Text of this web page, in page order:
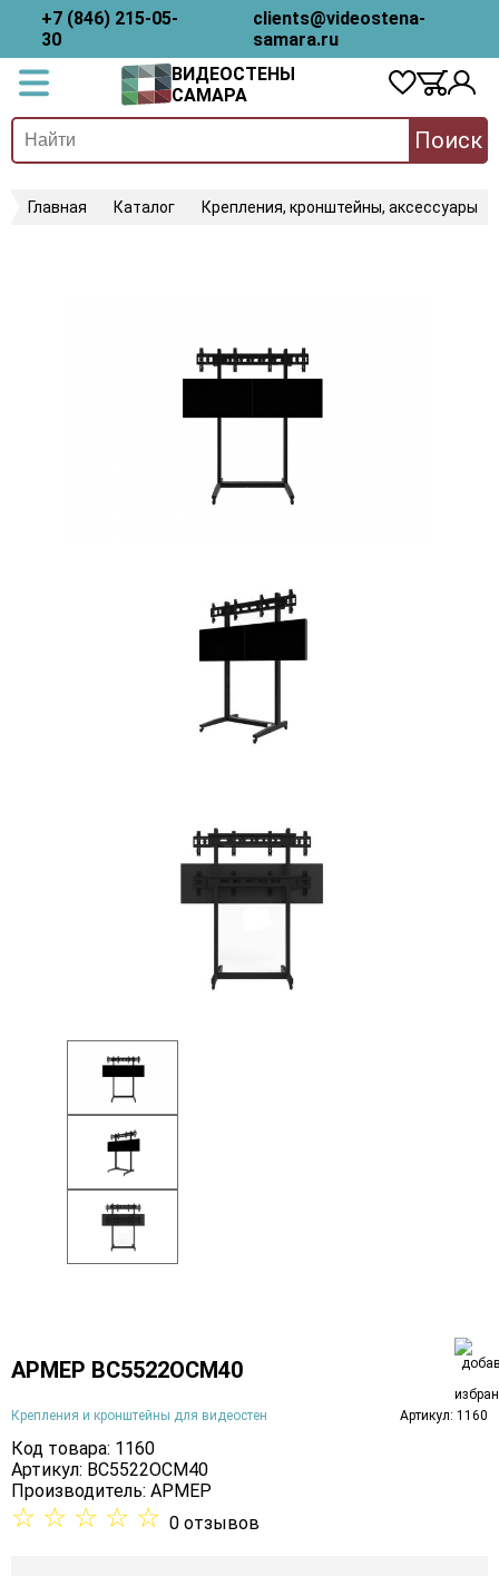
+7 (846) 215-05-
30
clients@videostena-
samara.ru
ВИДЕОСТЕНЫ
САМАРА
Поиск
Главная Каталог Крепления, кронштейны, аксессуары
АРМЕР ВС5522ОСМ40
Крепления и кронштейны для видеостен Артикул: 1160
Код товара: 1160
Артикул: ВС5522ОСМ40
Производитель: АРМЕР
☆ ☆ ☆ ☆ ☆ 0 отзывов